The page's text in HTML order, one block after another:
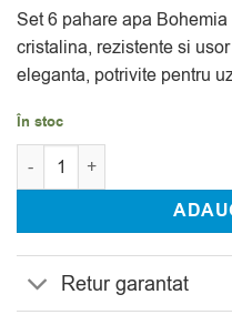
Set 6 pahare apa
cristalina, rezistente si
eleganta, potrivite pentru
În stoc
Cantitate Set 6 Pahare Apa
Retur garantat